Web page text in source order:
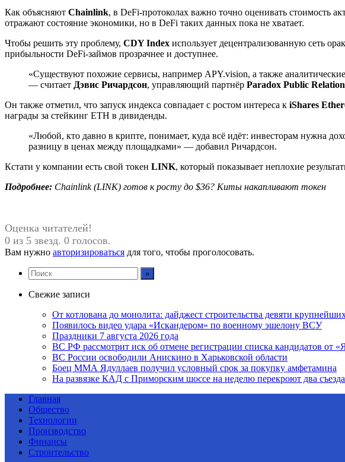
Как объясняют Chainlink, в DeFi-протоколах важно точно оценивать стоимость
отражают состояние экономики, но в DeFi таких данных пока не хватает.
Чтобы решить эту проблему, CDY Index использует децентрализованную сеть
прибыльности DeFi-займов прозрачнее и доступнее.
«Существуют похожие сервисы, например APY.vision, а также
— считает Дэвис Ричардсон, управляющий партнёр Paradox Public
Он также отметил, что запуск индекса совпадает с ростом интереса к iShares
награды за стейкинг ETH в дивиденды.
«Любой, кто давно в крипте, понимает, куда всё идёт: инвесторам нужна
разницу в ценах между площадками» — добавил Ричардсон.
Кстати у компании есть свой токен LINK, который показывает неплохие
Подробнее: Chainlink (LINK) готов к росту до $36? Киты накапливают токен
Оценка читателей!
0 из 5 звезд. 0 голосов.
Вам нужно авторизироваться для того, чтобы проголосовать.
Свежие записи
От котлована до монолита: дайджест строительства девяти
Появилось видео удара «Искандером» по военному эшелону ВСУ
Праздники 7 августа 2026 года
ВС РФ рассмотрит иск об отмене регистрации списка кандидатов от
ВС России освободили Анискино в Харьковской области
Боец ММА Ядуллаев получил условный срок за покупку амфетамина
На развязке КАД с Приморским шоссе на неделю перекроют два съезда
Главная
Общество
Технологии
Производство
Финансы
Строительство